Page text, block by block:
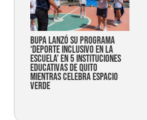
Bupa lanzó su programa
‘Deporte Inclusivo en la
Escuela’ en 5 instituciones
educativas de Quito
mientras celebra espacio
verde